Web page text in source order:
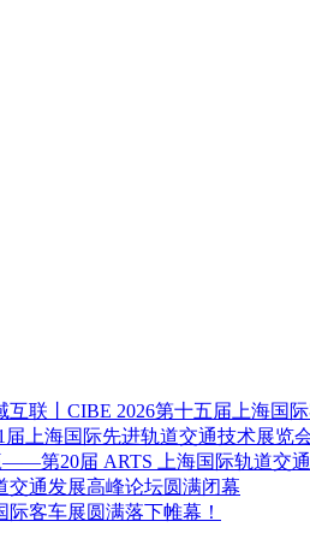
互联丨CIBE 2026第十五届上海国
届上海国际先进轨道交通技术展览
——第20届 ARTS 上海国际轨道交
交通发展高峰论坛圆满闭幕
际客车展圆满落下帷幕！